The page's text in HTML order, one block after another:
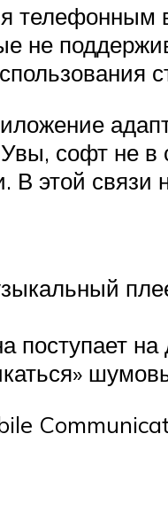
телефонным
не
софт не в
В этой
на